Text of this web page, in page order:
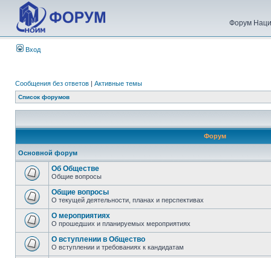
Форум
Вход
Сообщения без ответов | Активные темы
Список форумов
Форум
Основной форум
Об Обществе
Общие вопросы
Общие вопросы
О текущей деятельности, планах и перспективах
О мероприятиях
О прошедших и планируемых мероприятиях
О вступлении в Общество
О вступлении и требованиях к кандидатам